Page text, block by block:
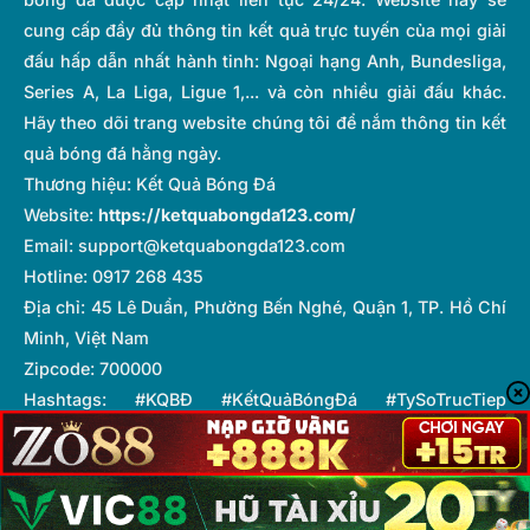
cung cấp đầy đủ thông tin kết quả trực tuyến của mọi giải
đấu hấp dẫn nhất hành tinh: Ngoại hạng Anh, Bundesliga,
Series A, La Liga, Ligue 1,... và còn nhiều giải đấu khác.
Hãy theo dõi trang website chúng tôi để nắm thông tin kết
quả bóng đá hằng ngày.
Thương hiệu: Kết Quả Bóng Đá
Website: https://ketquabongda123.com/
Email: support@ketquabongda123.com
Hotline: 0917 268 435
Địa chỉ: 45 Lê Duẩn, Phường Bến Nghé, Quận 1, TP. Hồ Chí
Minh, Việt Nam
Zipcode: 700000
Hashtags: #KQBĐ #KếtQuảBóngĐá #TySoTrucTiep
#KetQua #BongDaNhanh
Tổng biên tập:Hà Lê Cường